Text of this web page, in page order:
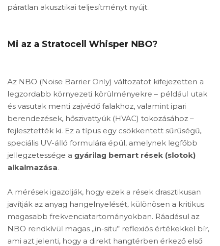
páratlan akusztikai teljesítményt nyújt.
Mi az a Stratocell Whisper NBO?
Az NBO (Noise Barrier Only) változatot kifejezetten a
legzordabb környezeti körülményekre – például utak
és vasutak menti zajvédő falakhoz, valamint ipari
berendezések, hőszivattyúk (HVAC) tokozásához –
fejlesztették ki. Ez a típus egy csökkentett sűrűségű,
speciális UV-álló formulára épül, amelynek legfőbb
jellegzetessége a gyárilag bemart rések (slotok)
alkalmazása.
A mérések igazolják, hogy ezek a rések drasztikusan
javítják az anyag hangelnyelését, különösen a kritikus
magasabb frekvenciatartományokban. Ráadásul az
NBO rendkívül magas „in-situ” reflexiós értékekkel bír,
ami azt jelenti, hogy a direkt hangtérben érkező első